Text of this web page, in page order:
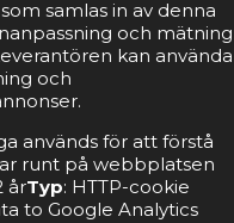
samlas in av denna
och mätning
kan använda
och
används för att förstå
runt på webbplatsen
årTyp: HTTP-cookie
to Google Analytics